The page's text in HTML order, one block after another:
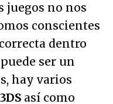
juegos no nos
conscientes
dentro
ser un
hay varios
así como